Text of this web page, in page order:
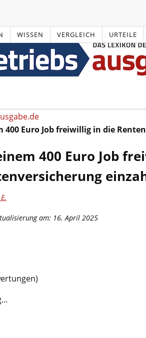
WISSEN VERGLEICH URTEILE
400 Euro Job freiwillig in die
400 Euro Job
am: 16. April 2025